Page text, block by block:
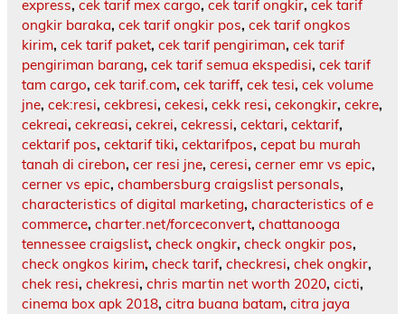
express, cek tarif mex cargo, cek tarif ongkir, cek tarif
ongkir baraka, cek tarif ongkir pos, cek tarif ongkos
kirim, cek tarif paket, cek tarif pengiriman, cek tarif
pengiriman barang, cek tarif semua ekspedisi, cek tarif
tam cargo, cek tarif.com, cek tariff, cek tesi, cek volume
jne, cek:resi, cekbresi, cekesi, cekk resi, cekongkir, cekre,
cekreai, cekreasi, cekrei, cekressi, cektari, cektarif,
cektarif pos, cektarif tiki, cektarifpos, cepat bu murah
tanah di cirebon, cer resi jne, ceresi, cerner emr vs epic,
cerner vs epic, chambersburg craigslist personals,
characteristics of digital marketing, characteristics of e
commerce, charter.net/forceconvert, chattanooga
tennessee craigslist, check ongkir, check ongkir pos,
check ongkos kirim, check tarif, checkresi, chek ongkir,
chek resi, chekresi, chris martin net worth 2020, cicti,
cinema box apk 2018, citra buana batam, citra jaya